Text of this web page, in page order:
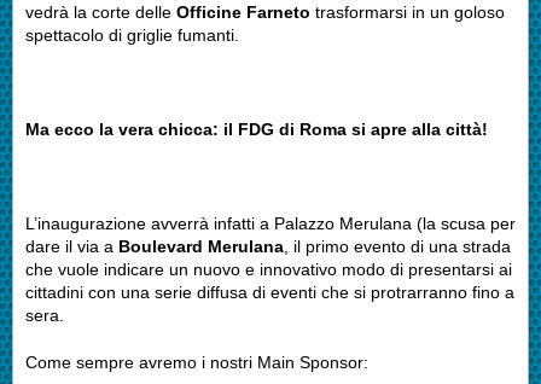
vedrà la corte delle Officine Farneto trasformarsi in un goloso
spettacolo di griglie fumanti.
Ma ecco la vera chicca: il FDG di Roma si apre alla città!
L’inaugurazione avverrà infatti a Palazzo Merulana (la scusa per
dare il via a Boulevard Merulana , il primo evento di una strada
che vuole indicare un nuovo e innovativo modo di presentarsi ai
cittadini con una serie diffusa di eventi che si protrarranno fino a
sera.
Come sempre avremo i nostri Main Sponsor: